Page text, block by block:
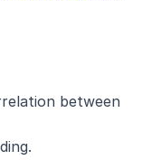
between